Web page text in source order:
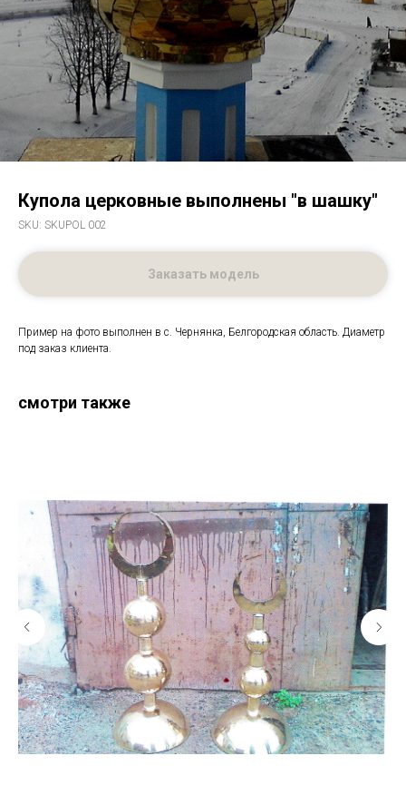
Купола церковные выполнены "в шашку"
SKU: SKUPOL 002
Заказать модель
Пример на фото выполнен в с. Чернянка, Белгородская область. Диаметр
под заказ клиента.
смотри также